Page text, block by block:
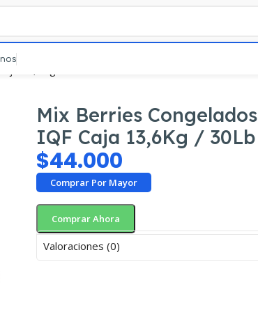
13,6Kg / 30Lb
Mix Berries Congelados
IQF Caja 13,6Kg / 30Lb
$44.000
Comprar Por Mayor
Comprar Ahora
Valoraciones (0)